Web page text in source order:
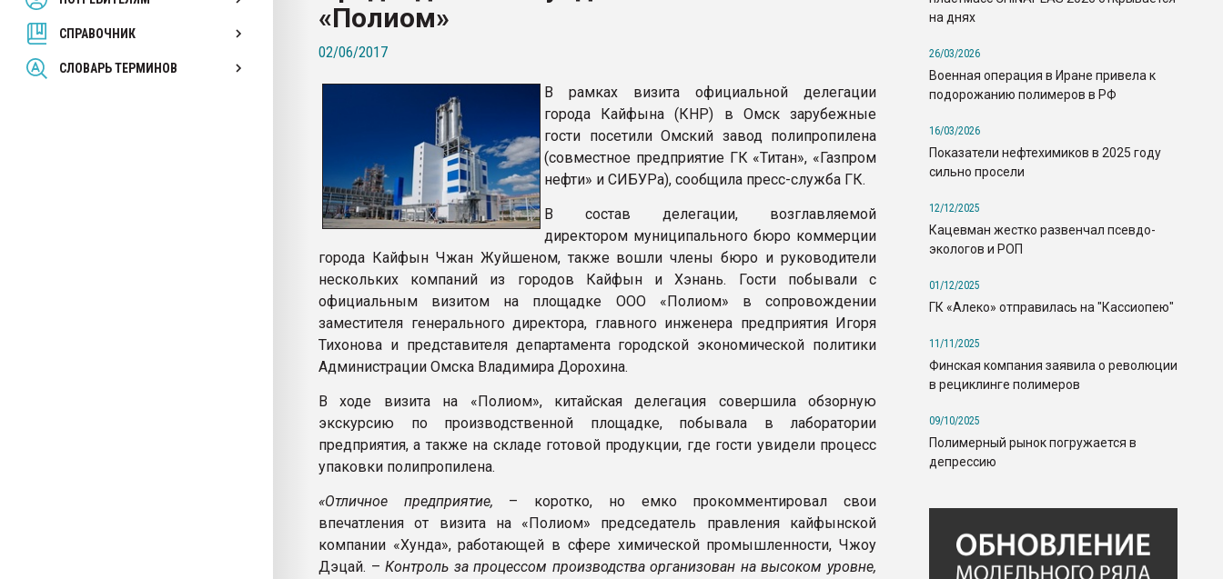
СПРАВОЧНИК
СЛОВАРЬ ТЕРМИНОВ
покупка, обмен
«Полиом»
02/06/2017
В рамках визита официальной делегации
города Кайфына (КНР) в Омск зарубежные
гости посетили Омский завод полипропилена
(совместное предприятие ГК «Титан», «Газпром
нефти» и СИБУРа), сообщила пресс-служба ГК.
В состав делегации, возглавляемой
директором муниципального бюро коммерции
города Кайфын Чжан Жуйшеном, также вошли члены бюро и руководители
нескольких компаний из городов Кайфын и Хэнань. Гости побывали с
официальным визитом на площадке ООО «Полиом» в сопровождении
заместителя генерального директора, главного инженера предприятия Игоря
Тихонова и представителя департамента городской экономической политики
Администрации Омска Владимира Дорохина.
В ходе визита на «Полиом», китайская делегация совершила обзорную
экскурсию по производственной площадке, побывала в лаборатории
предприятия, а также на складе готовой продукции, где гости увидели процесс
упаковки полипропилена.
«Отличное предприятие, – коротко, но емко прокомментировал свои
впечатления от визита на «Полиом» председатель правления кайфынской
компании «Хунда», работающей в сфере химической промышленности, Чжоу
Дэцай. –Контроль за процессом производства организован на высоком уровне,
на днях
26/03/2026
Военная операция в Иране привела к
подорожанию полимеров в РФ
16/03/2026
Показатели нефтехимиков в 2025 году
сильно просели
12/12/2025
Кацевман жестко развенчал псевдо-
экологов и РОП
01/12/2025
ГК «Алеко» отправилась на "Кассиопею"
11/11/2025
Финская компания заявила о революции
в рециклинге полимеров
09/10/2025
Полимерный рынок погружается в
депрессию